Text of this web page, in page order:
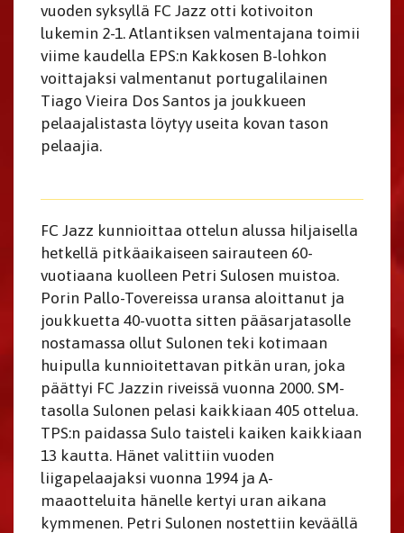
vuoden syksyllä FC Jazz otti kotivoiton
lukemin 2-1. Atlantiksen valmentajana toimii
viime kaudella EPS:n Kakkosen B-lohkon
voittajaksi valmentanut portugalilainen
Tiago Vieira Dos Santos ja joukkueen
pelaajalistasta löytyy useita kovan tason
pelaajia.
FC Jazz kunnioittaa ottelun alussa hiljaisella
hetkellä pitkäaikaiseen sairauteen 60-
vuotiaana kuolleen Petri Sulosen muistoa.
Porin Pallo-Tovereissa uransa aloittanut ja
joukkuetta 40-vuotta sitten pääsarjatasolle
nostamassa ollut Sulonen teki kotimaan
huipulla kunnioitettavan pitkän uran, joka
päättyi FC Jazzin riveissä vuonna 2000. SM-
tasolla Sulonen pelasi kaikkiaan 405 ottelua.
TPS:n paidassa Sulo taisteli kaiken kaikkiaan
13 kautta. Hänet valittiin vuoden
liigapelaajaksi vuonna 1994 ja A-
maaotteluita hänelle kertyi uran aikana
kymmenen. Petri Sulonen nostettiin keväällä